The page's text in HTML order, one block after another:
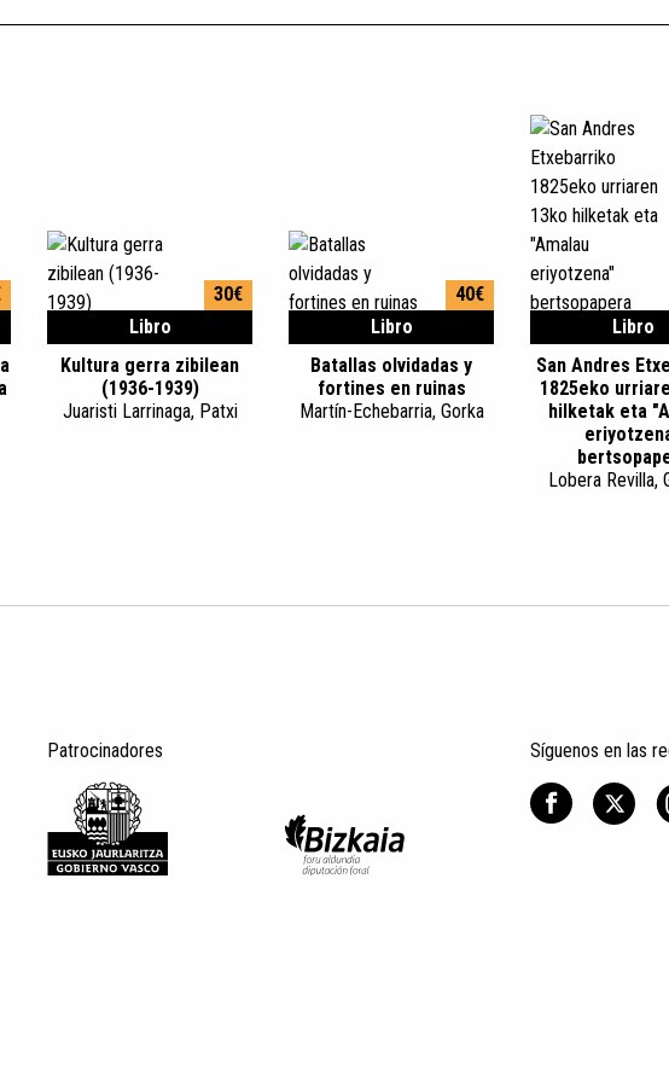
Libro
30€
Kultura gerra zibilean
(1936-1939)
Juaristi Larrinaga, Patxi
Libro
40€
Batallas olvidadas y
fortines en ruinas
Martín-Echebarria, Gorka
Libro
San Andres
1825eko
hilketak eta
Lobera Revilla,
Patrocinadores Síguenos en las